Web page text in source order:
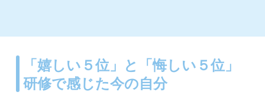
「嬉しい５位」と「悔しい５位」
研修で感じた今の自分